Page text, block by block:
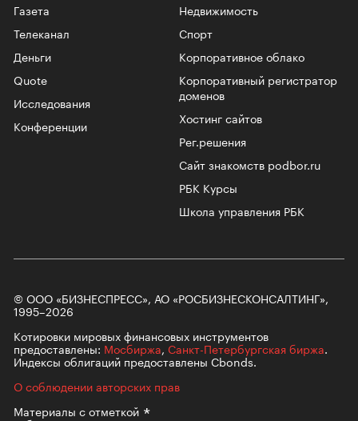
Газета
Телеканал
Недвижимость
Спорт
Корпоративное облако
Корпоративный регистратор
доменов
Хостинг сайтов
Рег.решения
Сайт знакомств podbor.ru
РБК Курсы
Школа управления РБК
Деньги
Quote
Исследования
Конференции
© ООО «БИЗНЕСПРЕСС», АО «РОСБИЗНЕСКОНСАЛТИНГ»,
1995–2026
Котировки мировых финансовых инструментов
предоставлены: Мосбиржа, Санкт-Петербургская биржа.
Индексы облигаций предоставлены Cbonds.
О соблюдении авторских прав
Материалы сотметкой